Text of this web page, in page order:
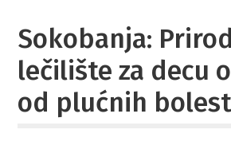
Sokobanja:
lečilište za decu
od plućnih